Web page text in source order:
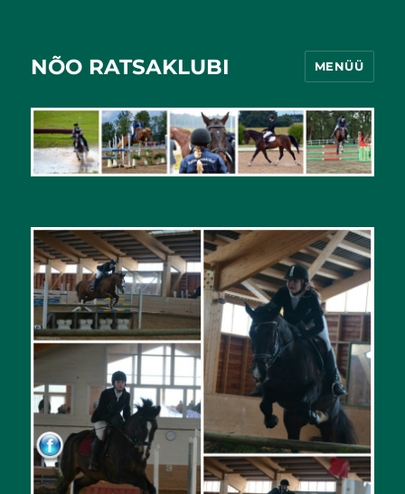
NÕO RATSAKLUBI MENÜÜ